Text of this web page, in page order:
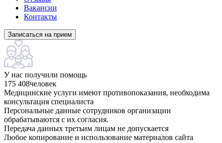
Вакансии
Контакты
Записаться на прием
У нас получили помощь
175 408человек
Медицинские услуги имеют противопоказания, необходима
консультация специалиста
Персональные данные сотрудников организации
обрабатываются с их согласия.
Передача данных третьим лицам не допускается
Любое копирование и использование материалов сайта